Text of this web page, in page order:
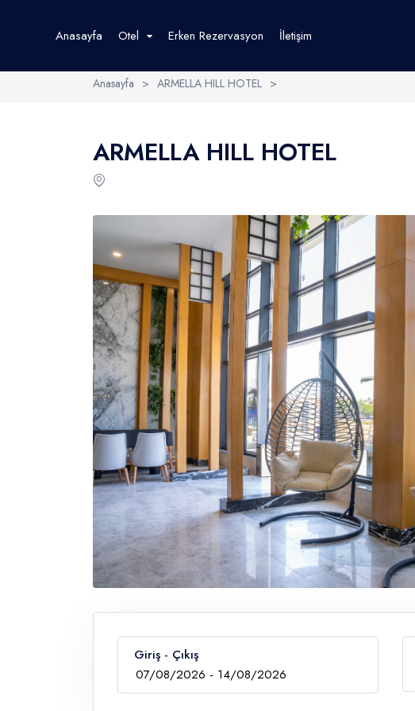
Anasayfa Otel
Antalya Otelleri
Belek Otelleri
Bursa Otelleri
Erken Rezervasyon İletişim
Anasayfa > ARMELLA HILL HOTEL >
ARMELLA HILL HOTEL
Giriş - Çıkış